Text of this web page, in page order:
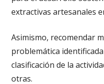
extractivas artesanales
Asimismo, recomendar
problemática
clasificación de la
otras.